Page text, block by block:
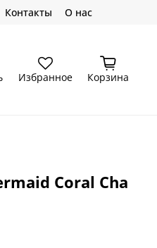
Контакты О нас
Избранное Корзина
Coral Cha